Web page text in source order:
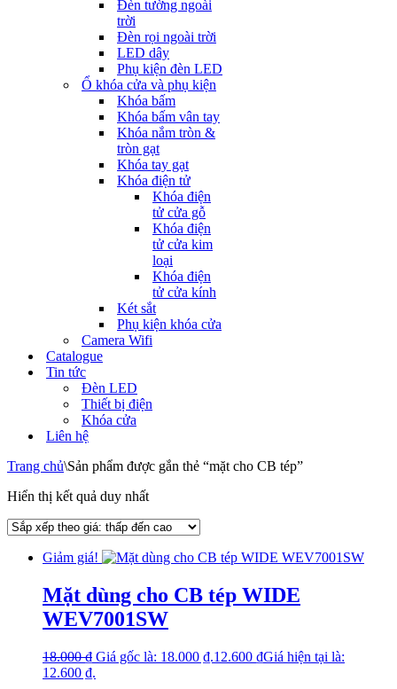
Đèn tường ngoài
trời
Đèn rọi ngoài trời
LED dây
Phụ kiện đèn LED
Ổ khóa cửa và phụ kiện
Khóa bấm
Khóa bấm vân tay
Khóa nắm tròn &
tròn gạt
Khóa tay gạt
Khóa điện tử
Khóa điện
tử cửa gỗ
Khóa điện
tử cửa kim
loại
Khóa điện
tử cửa kính
Két sắt
Phụ kiện khóa cửa
Camera Wifi
Catalogue
Tin tức
Đèn LED
Thiết bị điện
Khóa cửa
Liên hệ
Trang chủ\Sản phẩm được gắn thẻ “mặt cho CB tép”
Hiển thị kết quả duy nhất
Giảm giá!
Mặt dùng cho CB tép WIDE
WEV7001SW
18.000₫ Giá gốc là: 18.000 ₫.12.600 ₫Giá hiện tại là:
12.600 ₫.